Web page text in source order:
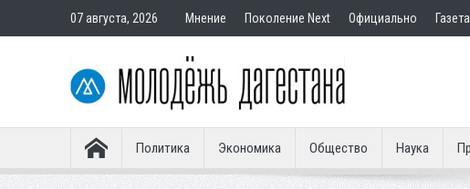
07 августа, 2026 Мнение Поколение Next Официально
Политика Экономика Общество Наука